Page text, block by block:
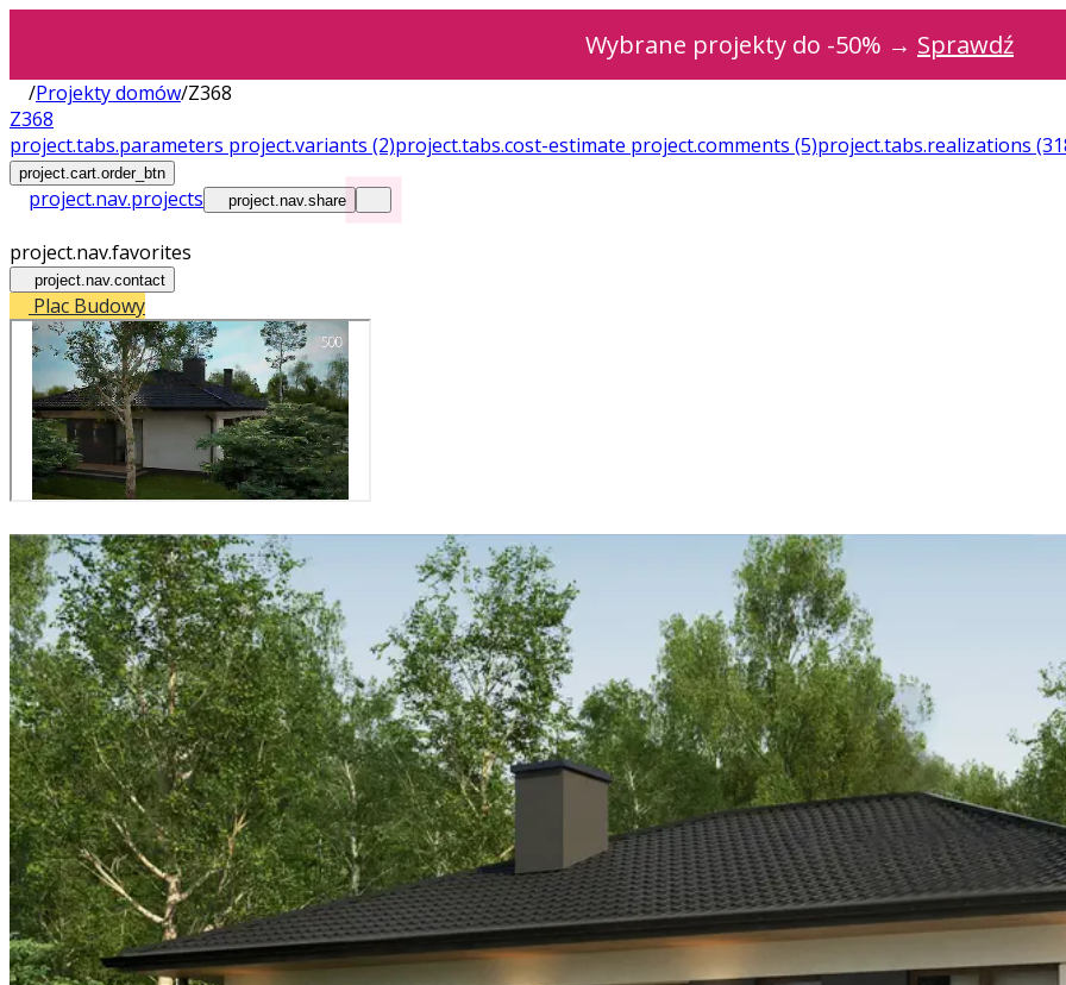
Wybrane projekty do -50% → Sprawdź
/Projekty domów/Z368
Z368
project.tabs.parameters project.variants (2)project.tabs.cost-estimate project.comments (5)project.tabs.realizations
project.cart.order_btn
project.nav.projects project.nav.share
project.nav.favorites
project.nav.contact
Plac Budowy